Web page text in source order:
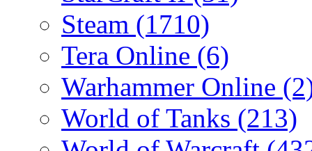
Steam (1710)
Tera Online (6)
Warhammer Online
World of Tanks (213)